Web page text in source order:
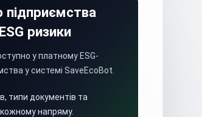
ризики
у платному ESG-
у системі SaveEcoBot.
типи документів та
кожному напряму.